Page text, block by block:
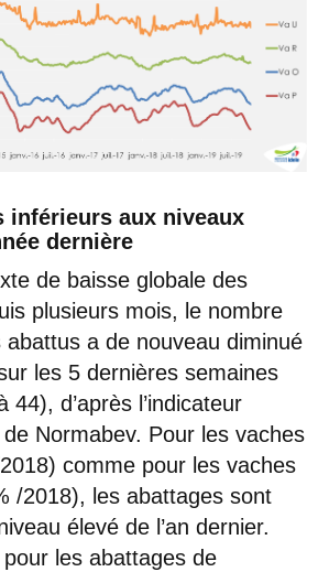
inférieurs aux niveaux
dernière
de baisse globale des
plusieurs mois, le nombre
a de nouveau diminué
les 5 dernières semaines
44), d’après l’indicateur
Normabev. Pour les vaches
comme pour les vaches
/2018), les abattages sont
élevé de l’an dernier.
les abattages de